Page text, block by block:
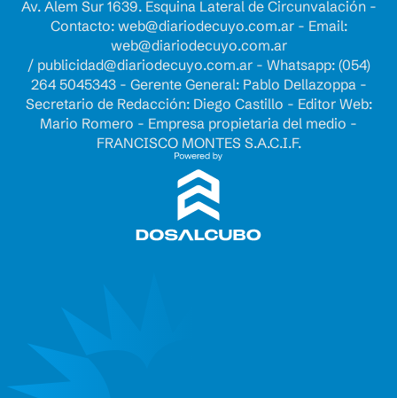
Av. Alem Sur 1639. Esquina Lateral de Circunvalación -
Contacto: web@diariodecuyo.com.ar- Email:
web@diariodecuyo.com.ar
/ publicidad@diariodecuyo.com.ar- Whatsapp: (054)
264 5045343 - Gerente General: Pablo Dellazoppa -
Secretario de Redacción: Diego Castillo - Editor Web:
Mario Romero - Empresa propietaria del medio -
FRANCISCO MONTES S.A.C.I.F.